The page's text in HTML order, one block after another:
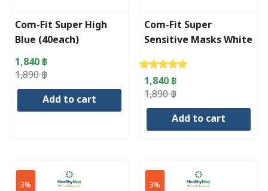
Com-Fit Super High
Blue (40each)
1,890฿
Original
price
1,840 ฿
Current
price
Add to cart
Com-Fit Super
Sensitive Masks White
Rated5.00out of 5
1,890฿
Original
price
1,840 ฿
Current
price
Add to cart
3% 3%